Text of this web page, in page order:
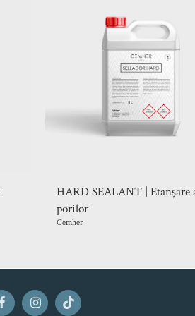
HARD SEALANT | Etanșare
porilor
Cemher